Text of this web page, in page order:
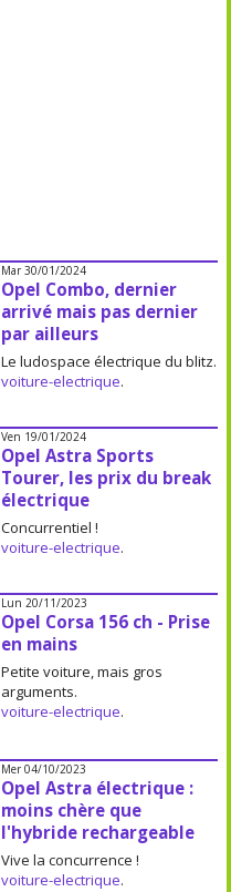
Mar 30/01/2024
Opel Combo, dernier
arrivé mais pas dernier
par ailleurs
Le ludospace électrique du blitz.
voiture-electrique.
Ven 19/01/2024
Opel Astra Sports
Tourer, les prix du break
électrique
Concurrentiel !
voiture-electrique.
Lun 20/11/2023
Opel Corsa 156 ch - Prise
en mains
Petite voiture, mais gros
arguments.
voiture-electrique.
Mer 04/10/2023
Opel Astra électrique :
moins chère que
l'hybride rechargeable
Vive la concurrence !
voiture-electrique.